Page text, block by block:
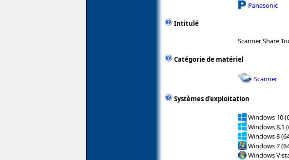
Panasonic
Intitulé
Scanner Share
Catégorie de matériel
Scanner
Systèmes d'exploitation
Windows 10
Windows 8.1
Windows 8
Windows 7
Windows